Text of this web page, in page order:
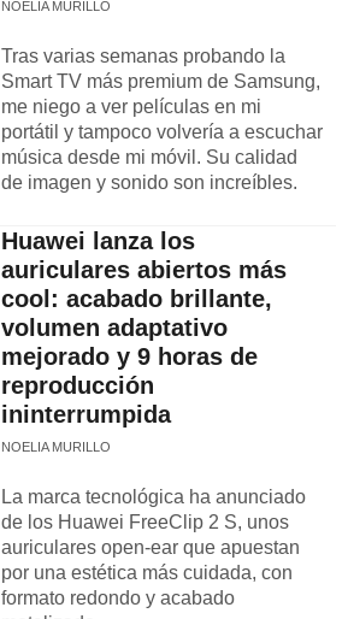
NOELIA MURILLO
Tras varias semanas probando la
Smart TV más premium de Samsung,
me niego a ver películas en mi
portátil y tampoco volvería a escuchar
música desde mi móvil. Su calidad
de imagen y sonido son increíbles.
Huawei lanza los
auriculares abiertos más
cool: acabado brillante,
volumen adaptativo
mejorado y 9 horas de
reproducción
ininterrumpida
NOELIA MURILLO
La marca tecnológica ha anunciado
de los Huawei FreeClip 2 S, unos
auriculares open-ear que apuestan
por una estética más cuidada, con
formato redondo y acabado